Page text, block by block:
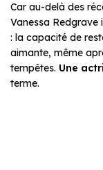
Car au-delà des
Vanessa Redgrave
: la capacité de
aimante, même
tempêtes. Une
terme.